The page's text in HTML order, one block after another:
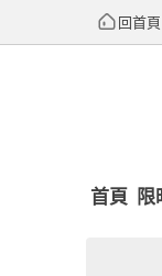
回首頁
首頁 限